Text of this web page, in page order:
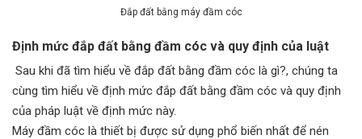
Đắp đất bằng máy đầm cóc
Định mức đắp đất bằng đầm cóc và quy định của luật
Sau khi đã tìm hiểu về đắp đất bằng đầm cóc là gì?, chúng ta
cùng tìm hiểu về định mức đắp đất bằng đầm cóc và quy định
của pháp luật về định mức này.
Máy đầm cóc là thiết bị được sử dụng phổ biến nhất để nén